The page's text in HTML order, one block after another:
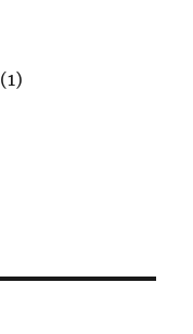
(1)